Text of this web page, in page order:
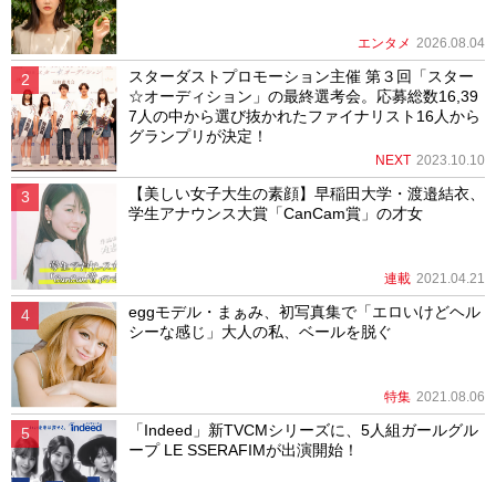
エンタメ 2026.08.04
スターダストプロモーション主催 第３回「スター
☆オーディション」の最終選考会。応募総数16,39
7人の中から選び抜かれたファイナリスト16人から
グランプリが決定！
NEXT 2023.10.10
【美しい女子大生の素顔】早稲田大学・渡邉結衣、
学生アナウンス大賞「CanCam賞」の才女
連載 2021.04.21
eggモデル・まぁみ、初写真集で「エロいけどヘル
シーな感じ」大人の私、ベールを脱ぐ
特集 2021.08.06
「Indeed」新TVCMシリーズに、5人組ガールグル
ープ LE SSERAFIMが出演開始！